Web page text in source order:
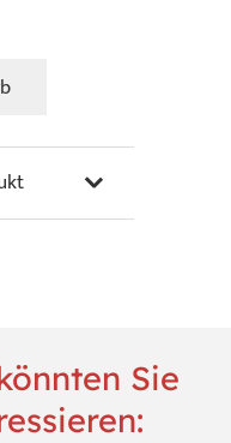
Sie